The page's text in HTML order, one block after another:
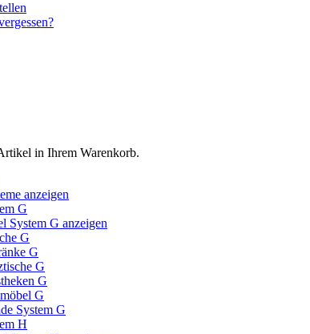
in Ihrem Warenkorb.
anzeigen
G
System G anzeigen
G
G
G
G
G
System G
H